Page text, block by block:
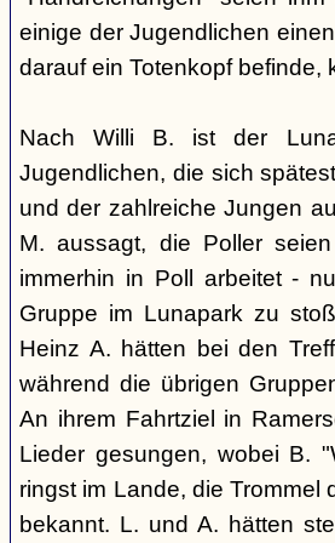
einige der Jugendlichen
darauf ein Totenkopf befinde,
Nach Willi B. ist der
Jugendlichen, die sich
und der zahlreiche Jungen
M. aussagt, die Poller
immerhin in Poll arbeitet -
Gruppe im Lunapark zu
Heinz A. hätten bei den
während die übrigen
An ihrem Fahrtziel in
Lieder gesungen, wobei B.
ringst im Lande, die Trommel
bekannt. L. und A. hätten